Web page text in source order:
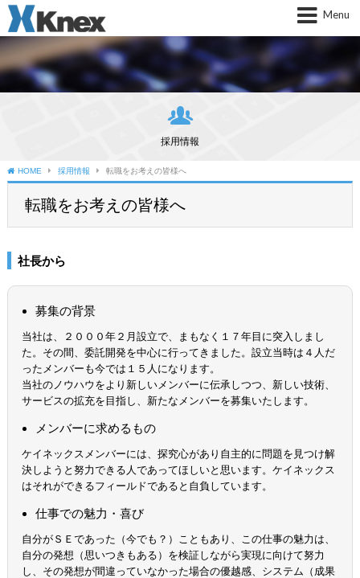
Menu
group
採用情報
HOME 採用情報 転職をお考えの皆様へ
転職をお考えの皆様へ
社長から
募集の背景
当社は、２０００年２月設立で、まもなく１７年目に突入しまし
た。その間、委託開発を中心に行ってきました。設立当時は４人だ
ったメンバーも今では１５人になります。
当社のノウハウをより新しいメンバーに伝承しつつ、新しい技術、
サービスの拡充を目指し、新たなメンバーを募集いたします。
メンバーに求めるもの
ケイネックスメンバーには、探究心があり自主的に問題を見つけ解
決しようと努力できる人であってほしいと思います。ケイネックス
はそれができるフィールドであると自負しています。
仕事での魅力・喜び
自分がＳＥであった（今でも？）こともあり、この仕事の魅力は、
自分の発想（思いつきもある）を検証しながら実現に向けて努力
し、その発想が間違っていなかった場合の優越感、システム（成果